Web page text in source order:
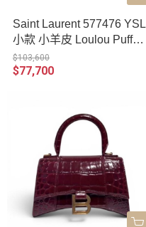
Saint Laurent 577476 YSL
小款 小羊皮 Loulou Puffer
包 黑色/銀鍊
$103,600
$77,700